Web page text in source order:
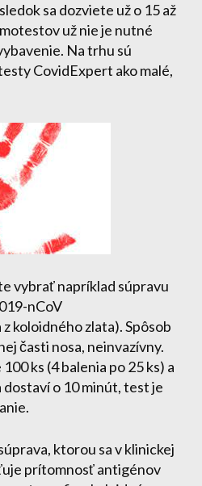
sa dozviete už o 15 až
už nie je nutné
Na trhu sú
CovidExpert ako malé,
vybrať napríklad súpravu
nCoV
koloidného zlata). Spôsob
časti nosa, neinvazívny.
ks (4 balenia po 25 ks) a
o 10 minút, test je
ktorou sa v klinickej
prítomnosť antigénov